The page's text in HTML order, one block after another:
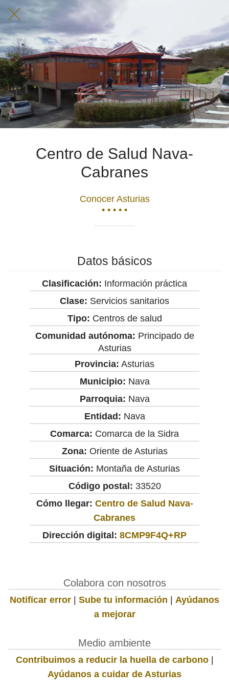
Centro de Salud Nava-
Cabranes
Conocer Asturias
• • • • •
Datos básicos
Clasificación: Información práctica
Clase: Servicios sanitarios
Tipo: Centros de salud
Comunidad autónoma: Principado de
Asturias
Provincia: Asturias
Municipio: Nava
Parroquia: Nava
Entidad: Nava
Comarca: Comarca de la Sidra
Zona: Oriente de Asturias
Situación: Montaña de Asturias
Código postal: 33520
Cómo llegar: Centro de Salud Nava-
Cabranes
Dirección digital: 8CMP9F4Q+RP
Colabora con nosotros
Notificar error | Sube tu información | Ayúdanos
a mejorar
Medio ambiente
Contribuimos a reducir la huella de carbono|
Ayúdanos a cuidar de Asturias